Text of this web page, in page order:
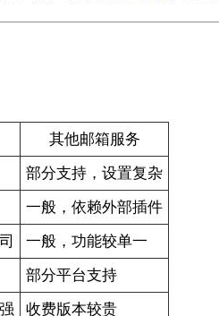
其他邮箱服务
部分支持，设置复杂
一般，依赖外部插件
一般，功能较单一
部分平台支持
收费版本较贵